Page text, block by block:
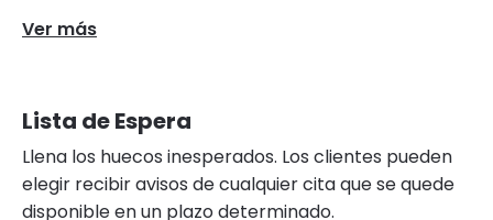
Ver más
Lista de Espera
Llena los huecos inesperados. Los clientes pueden
elegir recibir avisos de cualquier cita que se quede
disponible en un plazo determinado.